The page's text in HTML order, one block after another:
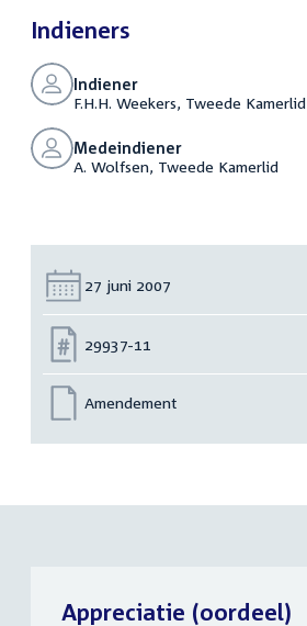
Indieners
Indiener
F.H.H. Weekers, Tweede Kamerlid
Medeindiener
A. Wolfsen, Tweede Kamerlid
Datum:
27 juni 2007
Nummer:
29937-11
Amendement
Appreciatie (oordeel)